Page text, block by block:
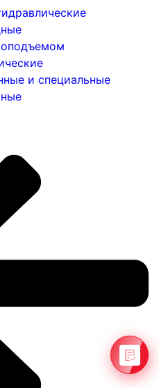
и специальные